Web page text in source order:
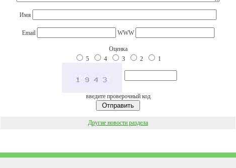
Имя
Email WWW
Оценка
5
4 3 2 1
введите проверочный код
Другие новости раздела